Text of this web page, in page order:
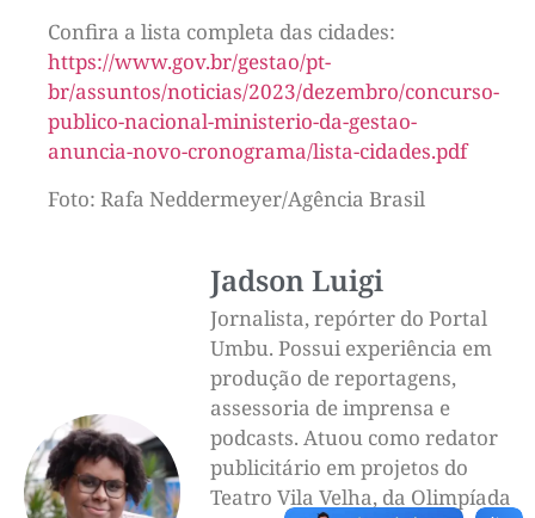
Confira a lista completa das cidades:
https://www.gov.br/gestao/pt-
br/assuntos/noticias/2023/dezembro/concurso-
publico-nacional-ministerio-da-gestao-
anuncia-novo-cronograma/lista-cidades.pdf
Foto: Rafa Neddermeyer/Agência Brasil
Jadson Luigi
Jornalista, repórter do Portal
Umbu. Possui experiência em
produção de reportagens,
assessoria de imprensa e
podcasts. Atuou como redator
publicitário em projetos do
Teatro Vila Velha, da Olimpíada